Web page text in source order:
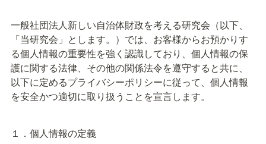
一般社団法人新しい自治体財政を考える研究会（以下、
「当研究会」とします。）では、お客様からお預かりす
る個人情報の重要性を強く認識しており、個人情報の保
護に関する法律、その他の関係法令を遵守すると共に、
以下に定めるプライバシーポリシーに従って、個人情報
を安全かつ適切に取り扱うことを宣言します。
１．個人情報の定義